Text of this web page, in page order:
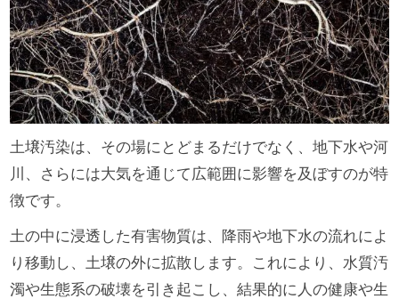
土壌汚染は、その場にとどまるだけでなく、地下水や河
川、さらには大気を通じて広範囲に影響を及ぼすのが特
徴です。
土の中に浸透した有害物質は、降雨や地下水の流れによ
り移動し、土壌の外に拡散します。これにより、水質汚
濁や生態系の破壊を引き起こし、結果的に人の健康や生